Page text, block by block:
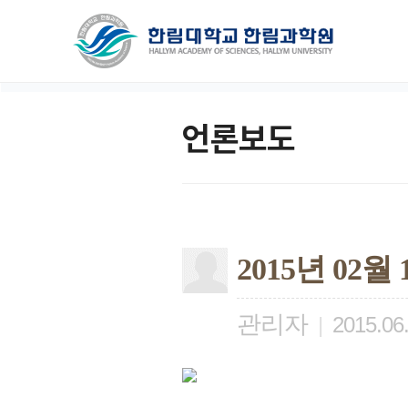
언론보도
2015년 02
관리자 |